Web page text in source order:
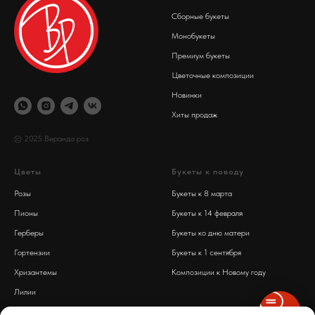
© 2025 Веранда роз
Сборные букеты
Монобукеты
Премиум букеты
Цветочные композиции
Новинки
Хиты продаж
Цветы
Розы
Пионы
Герберы
Гортензии
Хризантемы
Лилии
Букеты к поводу
Букеты к 8 марта
Букеты к 14 февраля
Букеты ко дню матери
Букеты к 1 сентября
Композиции к Новому году
Обработка персональных данных